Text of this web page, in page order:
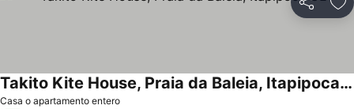
Compartir
Casa o apartamento entero
Takito Kite House, Praia da Baleia, Itapipoca CE